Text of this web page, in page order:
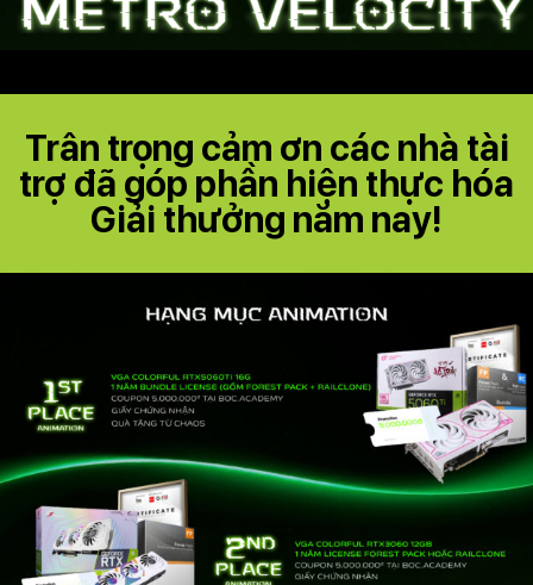
Trân trọng cảm ơn các nhà tài
trợ đã góp phần hiện thực hóa
Giải thưởng năm nay!